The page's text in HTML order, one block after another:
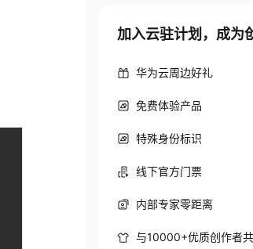
加入云驻计划，成为
华为云周边好礼
免费体验产品
特殊身份标识
线下官方门票
内部专家零距离
与10000+优质创作者